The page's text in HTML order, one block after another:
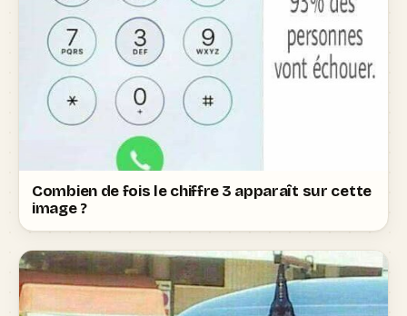
Combien de fois le chiffre 3 apparaît sur cette
image ?